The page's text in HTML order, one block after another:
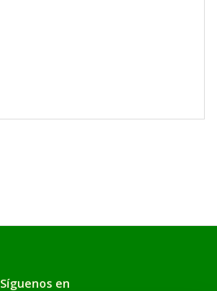
Síguenos en